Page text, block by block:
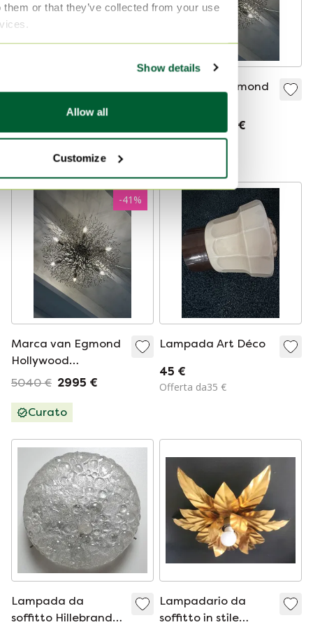
them or that they’ve collected from your use
Show details
Allow all
Customize
Bonalux, risalente
alla fine degli anni
'80, realizzata in
Offerta da55 €
Marca van Egmond
soffitto Design
2995 €
-41%
Marca van Egmond
Hollywood
Lampada da
Lampada D80
5040 € 2995 €
Curato
Lampada Art Déco
45 €
Offerta da35 €
Lampada da
soffitto Hillebrand
Lampadario da
soffitto in stile